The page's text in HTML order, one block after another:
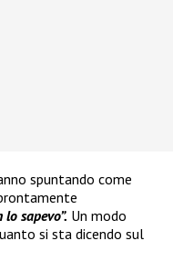
spuntando come
lo sapevo”. Un modo
si sta dicendo sul